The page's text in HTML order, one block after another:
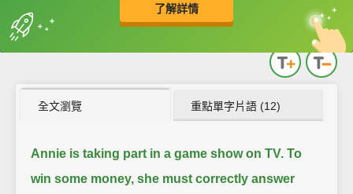
了解詳情
中
英
全文瀏覽 重點單字片語 (12)
Annie is taking part in a game show on TV. To
win some money, she must correctly answer